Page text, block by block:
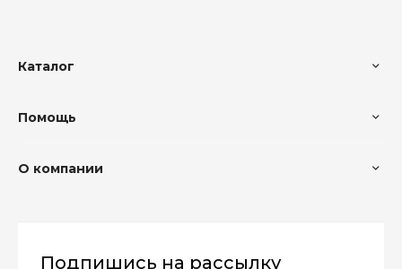
Каталог
Помощь
О компании
Подпишись на рассылку